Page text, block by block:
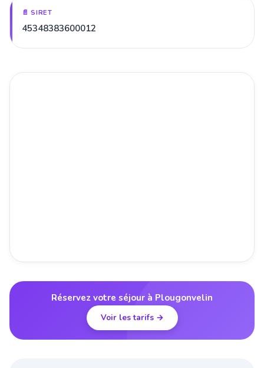
📄 SIRET
45348383600012
Réservez votre séjour à Plougonvelin
Voir les tarifs →